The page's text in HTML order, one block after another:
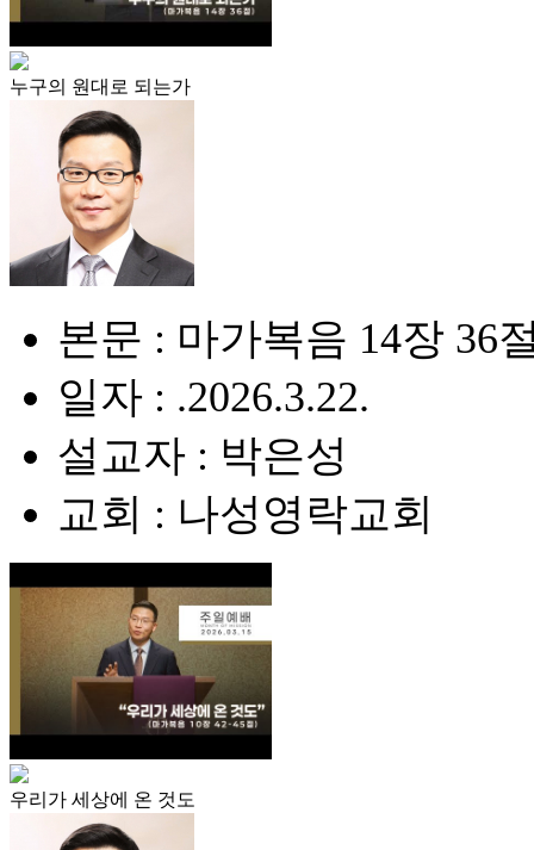
누구의 원대로 되는가
본문 : 마가복음 14장 36
일자 : .2026.3.22.
설교자 : 박은성
교회 : 나성영락교회
우리가 세상에 온 것도